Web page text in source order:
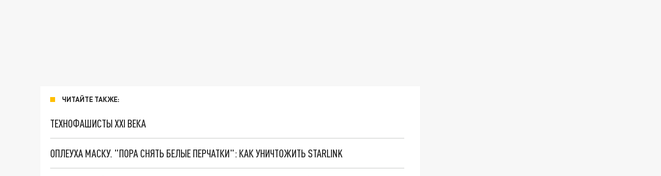
ЧИТАЙТЕ ТАКЖЕ:
ТЕХНОФАШИСТЫ XXI ВЕКА
ОПЛЕУХА МАСКУ. "ПОРА СНЯТЬ БЕЛЫЕ ПЕРЧАТКИ": КАК УНИЧТОЖИТЬ STARLINK